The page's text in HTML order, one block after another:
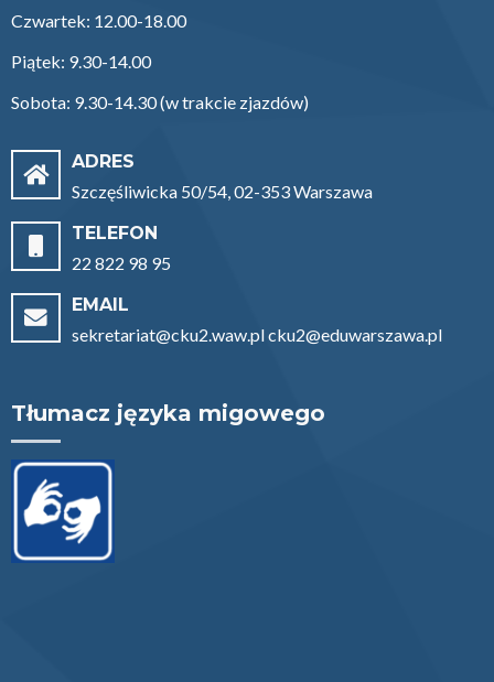
Czwartek: 12.00-18.00
Piątek: 9.30-14.00
Sobota: 9.30-14.30 (w trakcie zjazdów)
ADRES
Szczęśliwicka 50/54, 02-353 Warszawa
TELEFON
22 822 98 95
EMAIL
sekretariat@cku2.waw.pl cku2@eduwarszawa.pl
Tłumacz języka migowego